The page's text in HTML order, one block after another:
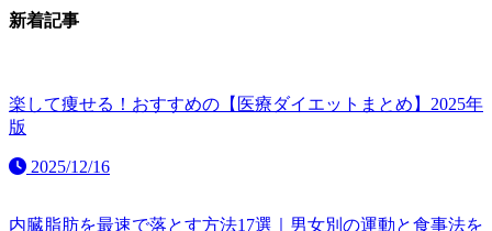
新着記事
楽して痩せる！おすすめの【医療ダイエットまとめ】2025年
版
2025/12/16
内臓脂肪を最速で落とす方法17選｜男女別の運動と食事法を